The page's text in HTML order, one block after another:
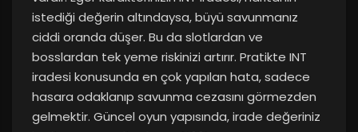
istediği değerin altındaysa, büyü savunmanız
ciddi oranda düşer. Bu da slotlardan ve
bosslardan tek yeme riskinizi artırır. Pratikte INT
iradesi konusunda en çok yapılan hata, sadece
hasara odaklanıp savunma cezasını görmezden
gelmektir. Güncel oyun yapısında, irade değeriniz